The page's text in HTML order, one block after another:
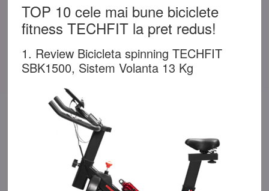
TOP 10 cele mai bune biciclete
fitness TECHFIT la pret redus!
1. Review Bicicleta spinning TECHFIT
SBK1500, Sistem Volanta 13 Kg